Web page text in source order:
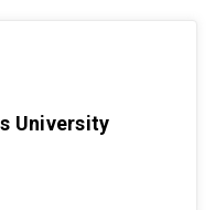
University